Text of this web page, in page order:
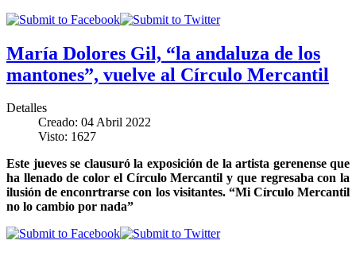
María Dolores Gil, “la andaluza de los
mantones”, vuelve al Círculo Mercantil
Detalles
Creado: 04 Abril 2022
Visto: 1627
Este jueves se clausuró la exposición de la artista gerenense que
ha llenado de color el Círculo Mercantil y que regresaba con la
ilusión de enconrtrarse con los visitantes. “Mi Círculo Mercantil
no lo cambio por nada”